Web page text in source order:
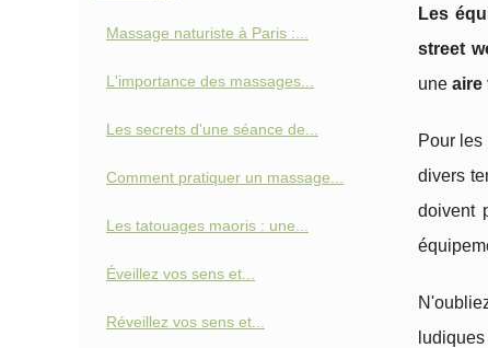
Les
street
une aire
Pour les
divers
doivent
Massage naturiste à Paris :...
L'importance des massages...
Les secrets d'une séance de...
Comment pratiquer un massage...
Les tatouages maoris : une...
Éveillez vos sens et...
Réveillez vos sens et...